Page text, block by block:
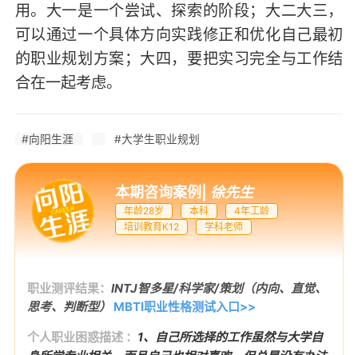
用。大一是一个尝试、探索的阶段；大二大三，
可以通过一个具体方向实践修正和优化自己最初
的职业规划方案；大四，要把实习完全与工作结
合在一起考虑。
#向阳生涯 #大学生职业规划
本期咨询案例|徐先生
年龄28岁 本科
4年工龄
培训教育K12
学科老师
职业测评结果： INTJ智多星/科学家/策划（内向、直觉、
思考、判断型）
MBTI职业性格测试入口>>
个人职业困惑描述 ： 1、自己所选择的工作虽然与大学自